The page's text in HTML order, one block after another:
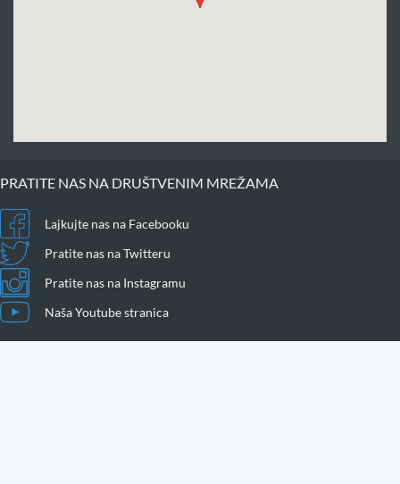
PRATITE NAS NA DRUŠTVENIM MREŽAMA
Lajkujte nas na Facebooku
Pratite nas na Twitteru
Pratite nas na Instagramu
Naša Youtube stranica